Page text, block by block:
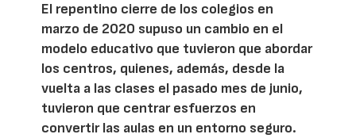
El repentino cierre de los colegios en
marzo de 2020 supuso un cambio en el
modelo educativo que tuvieron que abordar
los centros, quienes, además, desde la
vuelta a las clases el pasado mes de junio,
tuvieron que centrar esfuerzos en
convertir las aulas en un entorno seguro.